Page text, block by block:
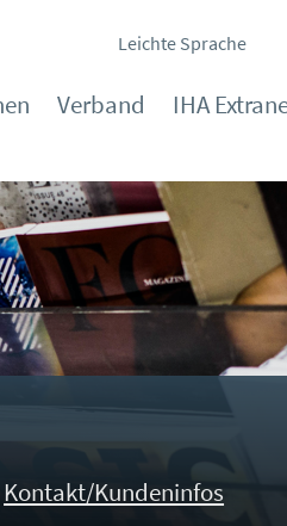
Leichte Sprache
Verband IHA
Kontakt/Kundeninfos